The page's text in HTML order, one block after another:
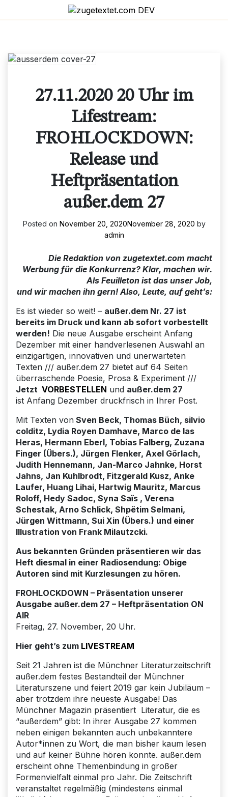
27.11.2020 20 Uhr im
Lifestream:
FROHLOCKDOWN:
Release und
Heftpräsentation
außer.dem 27
Posted on November 20, 2020November 28, 2020 by
admin
Die Redaktion von zugetextet.com macht
Werbung für die Konkurrenz? Klar, machen wir.
Als Feuilleton ist das unser Job,
und wir machen ihn gern! Also, Leute, auf geht’s:
Es ist wieder so weit! – außer.dem Nr. 27 ist
bereits im Druck und kann ab sofort vorbestellt
werden! Die neue Ausgabe erscheint Anfang
Dezember mit einer handverlesenen Auswahl an
einzigartigen, innovativen und unerwarteten
Texten /// außer.dem 27 bietet auf 64 Seiten
überraschende Poesie, Prosa & Experiment ///
Jetzt VORBESTELLEN und außer.dem 27
ist Anfang Dezember druckfrisch in Ihrer Post.
Mit Texten von Sven Beck, Thomas Büch, silvio
colditz, Lydia Royen Damhave, Marco de las
Heras, Hermann Eberl, Tobias Falberg, Zuzana
Finger (Übers.), Jürgen Flenker, Axel Görlach,
Judith Hennemann, Jan-Marco Jahnke, Horst
Jahns, Jan Kuhlbrodt, Fitzgerald Kusz, Anke
Laufer, Huang Lihai, Hartwig Mauritz, Marcus
Roloff, Hedy Sadoc, Syna Saïs , Verena
Schestak, Arno Schlick, Shpëtim Selmani,
Jürgen Wittmann, Sui Xin (Übers.) und einer
Illustration von Frank Milautzcki.
Aus bekannten Gründen präsentieren wir das
Heft diesmal in einer Radiosendung: Obige
Autoren sind mit Kurzlesungen zu hören.
FROHLOCKDOWN – Präsentation unserer
Ausgabe außer.dem 27 – Heftpräsentation ON
AIR
Freitag, 27. November, 20 Uhr.
Hier geht’s zum LIVESTREAM
Seit 21 Jahren ist die Münchner Literaturzeitschrift
außer.dem festes Bestandteil der Münchner
Literaturszene und feiert 2019 gar kein Jubiläum –
aber trotzdem ihre neueste Ausgabe! Das
Münchner Magazin präsentiert Literatur, die es
“außerdem” gibt: In ihrer Ausgabe 27 kommen
neben einigen bekannten auch unbekanntere
Autor*innen zu Wort, die man bisher kaum lesen
und auf keiner Bühne hören konnte. außer.dem
erscheint ohne Themenbindung in großer
Formenvielfalt einmal pro Jahr. Die Zeitschrift
veranstaltet regelmäßig (mindestens einmal